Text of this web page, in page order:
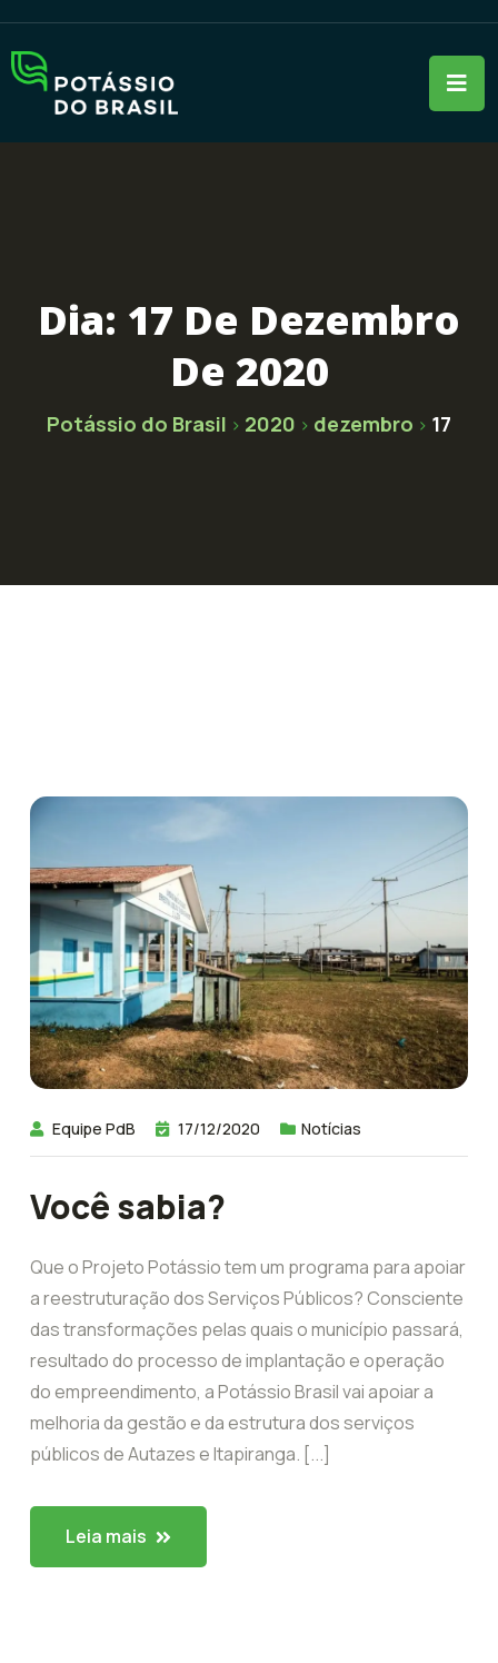
Dia: 17 De Dezembro
De 2020
Potássio do Brasil > 2020 > dezembro > 17
Equipe PdB 17/12/2020 Notícias
Você sabia?
Que o Projeto Potássio tem um programa para apoiar
a reestruturação dos Serviços Públicos? Consciente
das transformações pelas quais o município passará,
resultado do processo de implantação e operação
do empreendimento, a Potássio Brasil vai apoiar a
melhoria da gestão e da estrutura dos serviços
públicos de Autazes e Itapiranga. [...]
Leia mais